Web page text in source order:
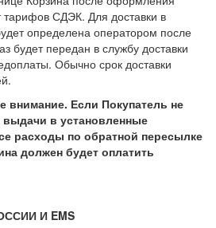
тарифов СДЭК. Для доставки в
определена оператором после
будет передан в службу доставки
Обычно срок доставки
внимание. Если Покупатель не
выдачи в установленные
расходы по обратной пересылке
должен будет оплатить
И EMS